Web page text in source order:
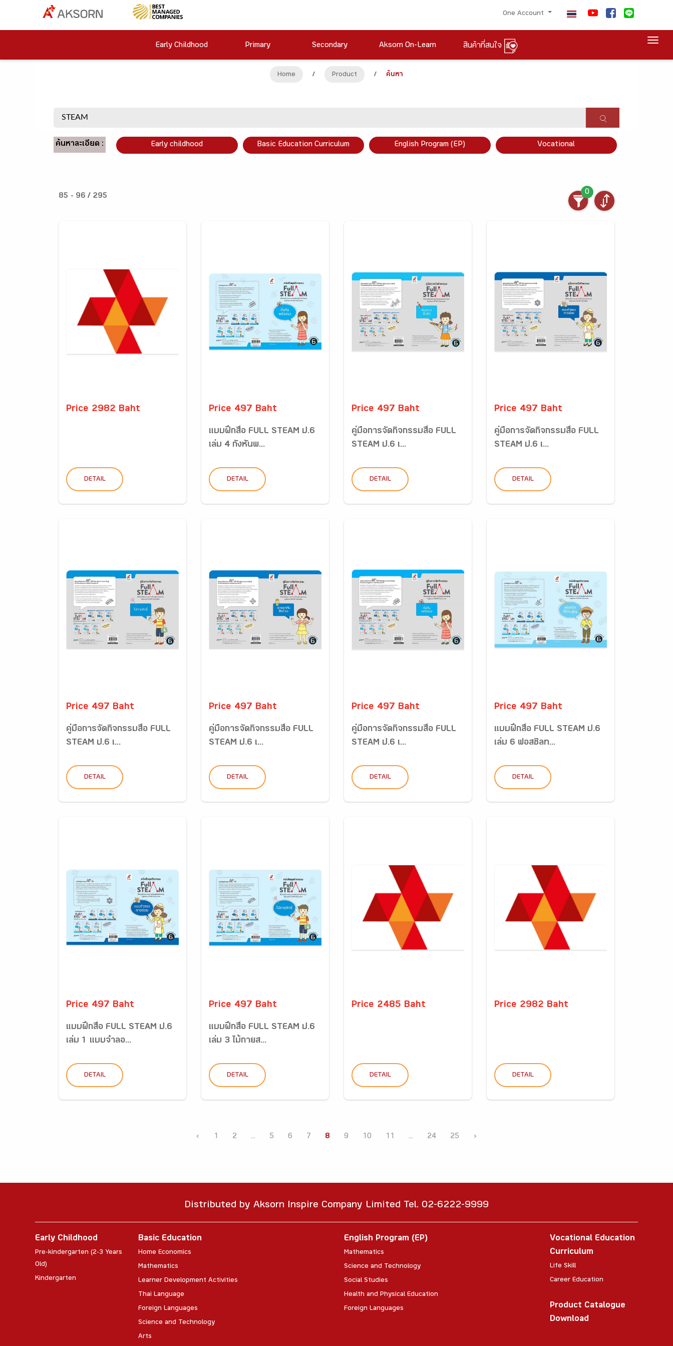
One Account
Early Childhood Primary Secondary Aksorn On-Learn สินค้าที่สนใจ
Home / Product / ค้นหา
ค้นหาละเอียด : Early childhood Basic Education Curriculum English Program (EP) Vocational
85 - 96 / 295
0
Price 2982 Baht
DETAIL
Price 497 Baht
แบบฝึกสื่อ FULL STEAM ป.6
เล่ม 4 กังหันพ...
DETAIL
Price 497 Baht
คู่มือการจัดกิจกรรมสื่อ FULL
STEAM ป.6 เ...
DETAIL
Price 497 Baht
คู่มือการจัดกิจกรรมสื่อ FULL
STEAM ป.6 เ...
DETAIL
Price 497 Baht
คู่มือการจัดกิจกรรมสื่อ FULL
STEAM ป.6 เ...
DETAIL
Price 497 Baht
คู่มือการจัดกิจกรรมสื่อ FULL
STEAM ป.6 เ...
DETAIL
Price 497 Baht
คู่มือการจัดกิจกรรมสื่อ FULL
STEAM ป.6 เ...
DETAIL
Price 497 Baht
แบบฝึกสื่อ FULL STEAM ป.6
เล่ม 6 ฟอสซิลท...
DETAIL
Price 497 Baht
แบบฝึกสื่อ FULL STEAM ป.6
เล่ม 1 แบบจำลอ...
DETAIL
Price 497 Baht
แบบฝึกสื่อ FULL STEAM ป.6
เล่ม 3 ไม้กายส...
DETAIL
Price 2485 Baht
DETAIL
Price 2982 Baht
DETAIL
‹ 1 2 ... 5 6 7 8 9 10 11 ... 24 25 ›
Distributed by Aksorn Inspire Company Limited Tel. 02-6222-9999
Early Childhood
Pre-kindergarten (2-3 Years
Old)
Kindergarten
Basic Education
Home Economics
Mathematics
Learner Development Activities
Thai Language
Foreign Languages
Science and Technology
Arts
English Program (EP)
Mathematics
Science and Technology
Social Studies
Health and Physical Education
Foreign Languages
Vocational Education
Curriculum
Life Skill
Career Education
Product Catalogue
Download